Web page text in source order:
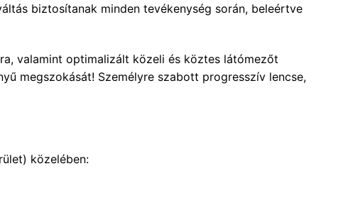
biztosítanak minden tevékenység során, beleértve
valamint optimalizált közeli és köztes látómezőt
megszokását! Személyre szabott progresszív lencse,
közelében: